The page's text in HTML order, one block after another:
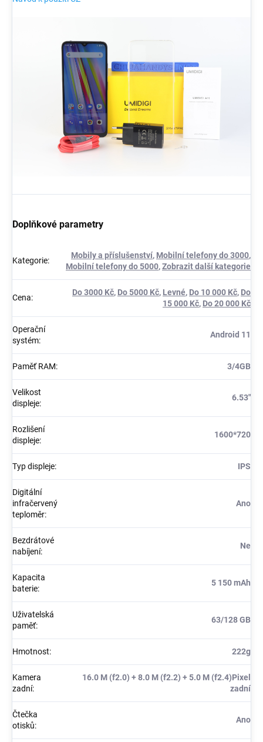
Doplňkové parametry
Kategorie:
Mobily a příslušenství, Mobilní telefony do 3000,
Mobilní telefony do 5000,Zobrazit další kategorie
Cena:
Do 3000 Kč, Do 5000 Kč, Levné, Do 10 000 Kč, Do
15 000 Kč, Do 20 000 Kč
Operační
systém:
Android 11
Paměť RAM: 3/4GB
Velikost
displeje:
6.53"
Rozlišení
displeje:
1600*720
Typ displeje: IPS
Digitální
infračervený
teploměr:
Ano
Bezdrátové
nabíjení:
Ne
Kapacita
baterie:
5 150 mAh
Uživatelská
paměť:
63/128 GB
Hmotnost: 222g
Kamera
zadní:
16.0 M (f2.0) + 8.0 M (f2.2) + 5.0 M (f2.4)Pixel
zadní
Čtečka
otisků:
Ano